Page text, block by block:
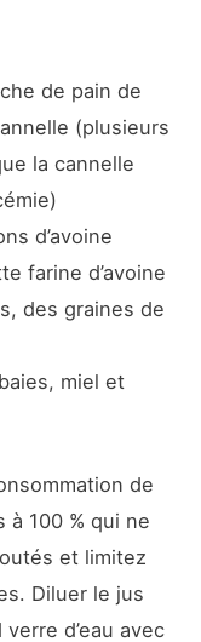
de pain de
(plusieurs
la cannelle
d’avoine
farine d’avoine
des graines de
miel et
de
à 100 % qui ne
et limitez
Diluer le jus
d’eau avec